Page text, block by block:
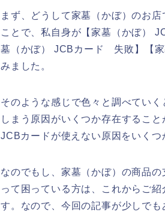
まず、どうして家墓（かぼ）のお
ことで、私自身が【家墓（かぼ）
墓（かぼ） JCBカード 失敗】【
みました。
そのような感じで色々と調べてい
しまう原因がいくつか存在するこ
JCBカードが使えない原因をいくつ
なのでもし、家墓（かぼ）の商品
って困っている方は、これからご
す。なので、今回の記事が少しでも